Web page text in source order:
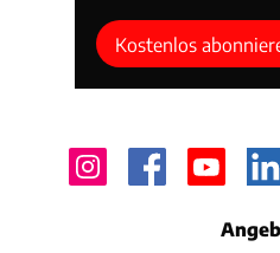
Kostenlos